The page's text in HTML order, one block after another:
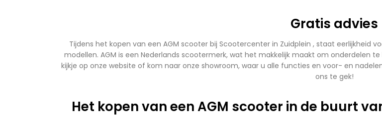
Gratis advies
Tijdens het kopen van een AGM scooter bij Scootercenter in Zuidplein , staat eerlijkheid
modellen. AGM is een Nederlands scootermerk, wat het makkelijk maakt om onderdelen
kijkje op onze website of kom naar onze showroom, waar u alle functies en voor- en
ons te gek!
Het kopen van een AGM scooter in de buurt